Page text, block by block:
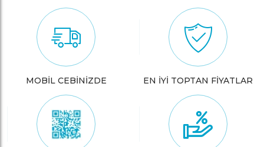
MOBİL CEBİNİZDE EN İYİ TOPTAN FİYATLAR